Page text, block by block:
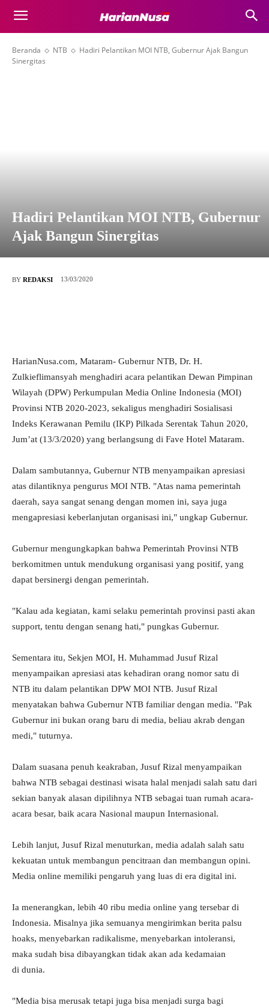
Beranda NTB
Hadiri Pelantikan MOI NTB, Gubernur Ajak Bangun
Sinergitas
Hadiri Pelantikan MOI NTB, Gubernur
Ajak Bangun Sinergitas
BY REDAKSI 13/03/2020
HarianNusa.com, Mataram- Gubernur NTB, Dr. H.
Zulkieflimansyah menghadiri acara pelantikan Dewan Pimpinan
Wilayah (DPW) Perkumpulan Media Online Indonesia (MOI)
Provinsi NTB 2020-2023, sekaligus menghadiri Sosialisasi
Indeks Kerawanan Pemilu (IKP) Pilkada Serentak Tahun 2020,
Jum’at (13/3/2020) yang berlangsung di Fave Hotel Mataram.
Dalam sambutannya, Gubernur NTB menyampaikan apresiasi
atas dilantiknya pengurus MOI NTB. "Atas nama pemerintah
daerah, saya sangat senang dengan momen ini, saya juga
mengapresiasi keberlanjutan organisasi ini," ungkap Gubernur.
Gubernur mengungkapkan bahwa Pemerintah Provinsi NTB
berkomitmen untuk mendukung organisasi yang positif, yang
dapat bersinergi dengan pemerintah.
"Kalau ada kegiatan, kami selaku pemerintah provinsi pasti akan
support, tentu dengan senang hati," pungkas Gubernur.
Sementara itu, Sekjen MOI, H. Muhammad Jusuf Rizal
menyampaikan apresiasi atas kehadiran orang nomor satu di
NTB itu dalam pelantikan DPW MOI NTB. Jusuf Rizal
menyatakan bahwa Gubernur NTB familiar dengan media. "Pak
Gubernur ini bukan orang baru di media, beliau akrab dengan
medi," tuturnya.
Dalam suasana penuh keakraban, Jusuf Rizal menyampaikan
bahwa NTB sebagai destinasi wisata halal menjadi salah satu dari
sekian banyak alasan dipilihnya NTB sebagai tuan rumah acara-
acara besar, baik acara Nasional maupun Internasional.
Lebih lanjut, Jusuf Rizal menuturkan, media adalah salah satu
kekuatan untuk membangun pencitraan dan membangun opini.
Media online memiliki pengaruh yang luas di era digital ini.
Ia menerangkan, lebih 40 ribu media online yang tersebar di
Indonesia. Misalnya jika semuanya mengirimkan berita palsu
hoaks, menyebarkan radikalisme, menyebarkan intoleransi,
maka sudah bisa dibayangkan tidak akan ada kedamaian
di dunia.
"Media bisa merusak tetapi juga bisa menjadi surga bagi